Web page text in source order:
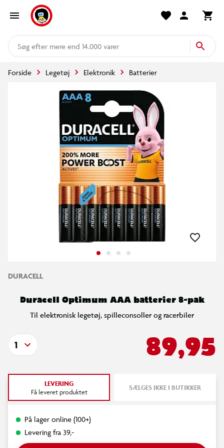
mere end 14.000 varer
Forside Legetøj Elektronik Batterier
DURACELL
Duracell Optimum AAA batterier 8-pak
Til elektronisk legetøj, spilleconsoller og racerbiler
89,95
1
LEVERING
Få leveret produktet SÆLGES IKKE I BUTIKKER
På lager online (100+)
Levering fra 39,-